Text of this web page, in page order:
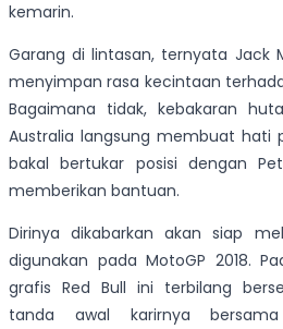
kemarin.
Garang di lintasan, ternyata Jack
menyimpan rasa kecintaan
Bagaimana tidak, kebakaran
Australia langsung membuat hati
bakal bertukar posisi dengan
memberikan bantuan.
Dirinya dikabarkan akan siap
digunakan pada MotoGP 2018.
grafis Red Bull ini terbilang
tanda awal karirnya